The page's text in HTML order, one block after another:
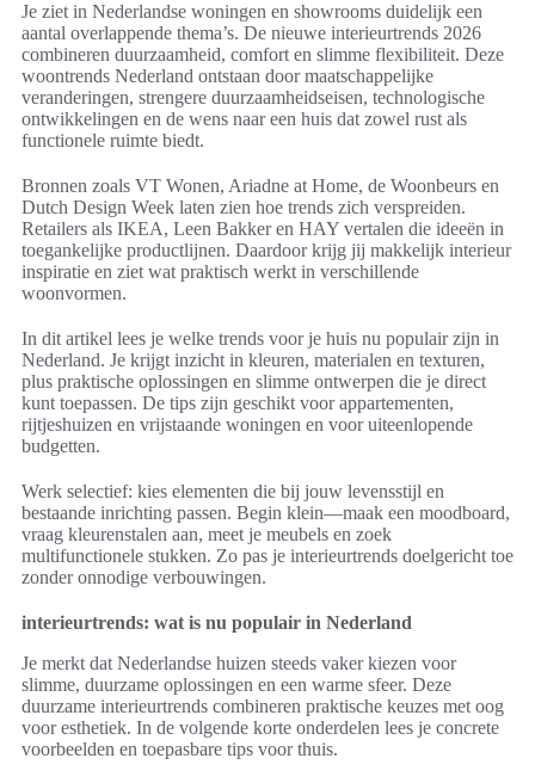
Je ziet in Nederlandse woningen en showrooms duidelijk een
aantal overlappende thema’s. De nieuwe interieurtrends 2026
combineren duurzaamheid, comfort en slimme flexibiliteit. Deze
woontrends Nederland ontstaan door maatschappelijke
veranderingen, strengere duurzaamheidseisen, technologische
ontwikkelingen en de wens naar een huis dat zowel rust als
functionele ruimte biedt.
Bronnen zoals VT Wonen, Ariadne at Home, de Woonbeurs en
Dutch Design Week laten zien hoe trends zich verspreiden.
Retailers als IKEA, Leen Bakker en HAY vertalen die ideeën in
toegankelijke productlijnen. Daardoor krijg jij makkelijk interieur
inspiratie en ziet wat praktisch werkt in verschillende
woonvormen.
In dit artikel lees je welke trends voor je huis nu populair zijn in
Nederland. Je krijgt inzicht in kleuren, materialen en texturen,
plus praktische oplossingen en slimme ontwerpen die je direct
kunt toepassen. De tips zijn geschikt voor appartementen,
rijtjeshuizen en vrijstaande woningen en voor uiteenlopende
budgetten.
Werk selectief: kies elementen die bij jouw levensstijl en
bestaande inrichting passen. Begin klein—maak een moodboard,
vraag kleurenstalen aan, meet je meubels en zoek
multifunctionele stukken. Zo pas je interieurtrends doelgericht toe
zonder onnodige verbouwingen.
interieurtrends: wat is nu populair in Nederland
Je merkt dat Nederlandse huizen steeds vaker kiezen voor
slimme, duurzame oplossingen en een warme sfeer. Deze
duurzame interieurtrends combineren praktische keuzes met oog
voor esthetiek. In de volgende korte onderdelen lees je concrete
voorbeelden en toepasbare tips voor thuis.